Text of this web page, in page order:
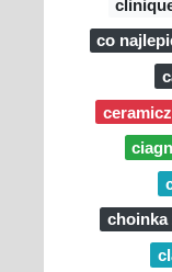
co
choinka